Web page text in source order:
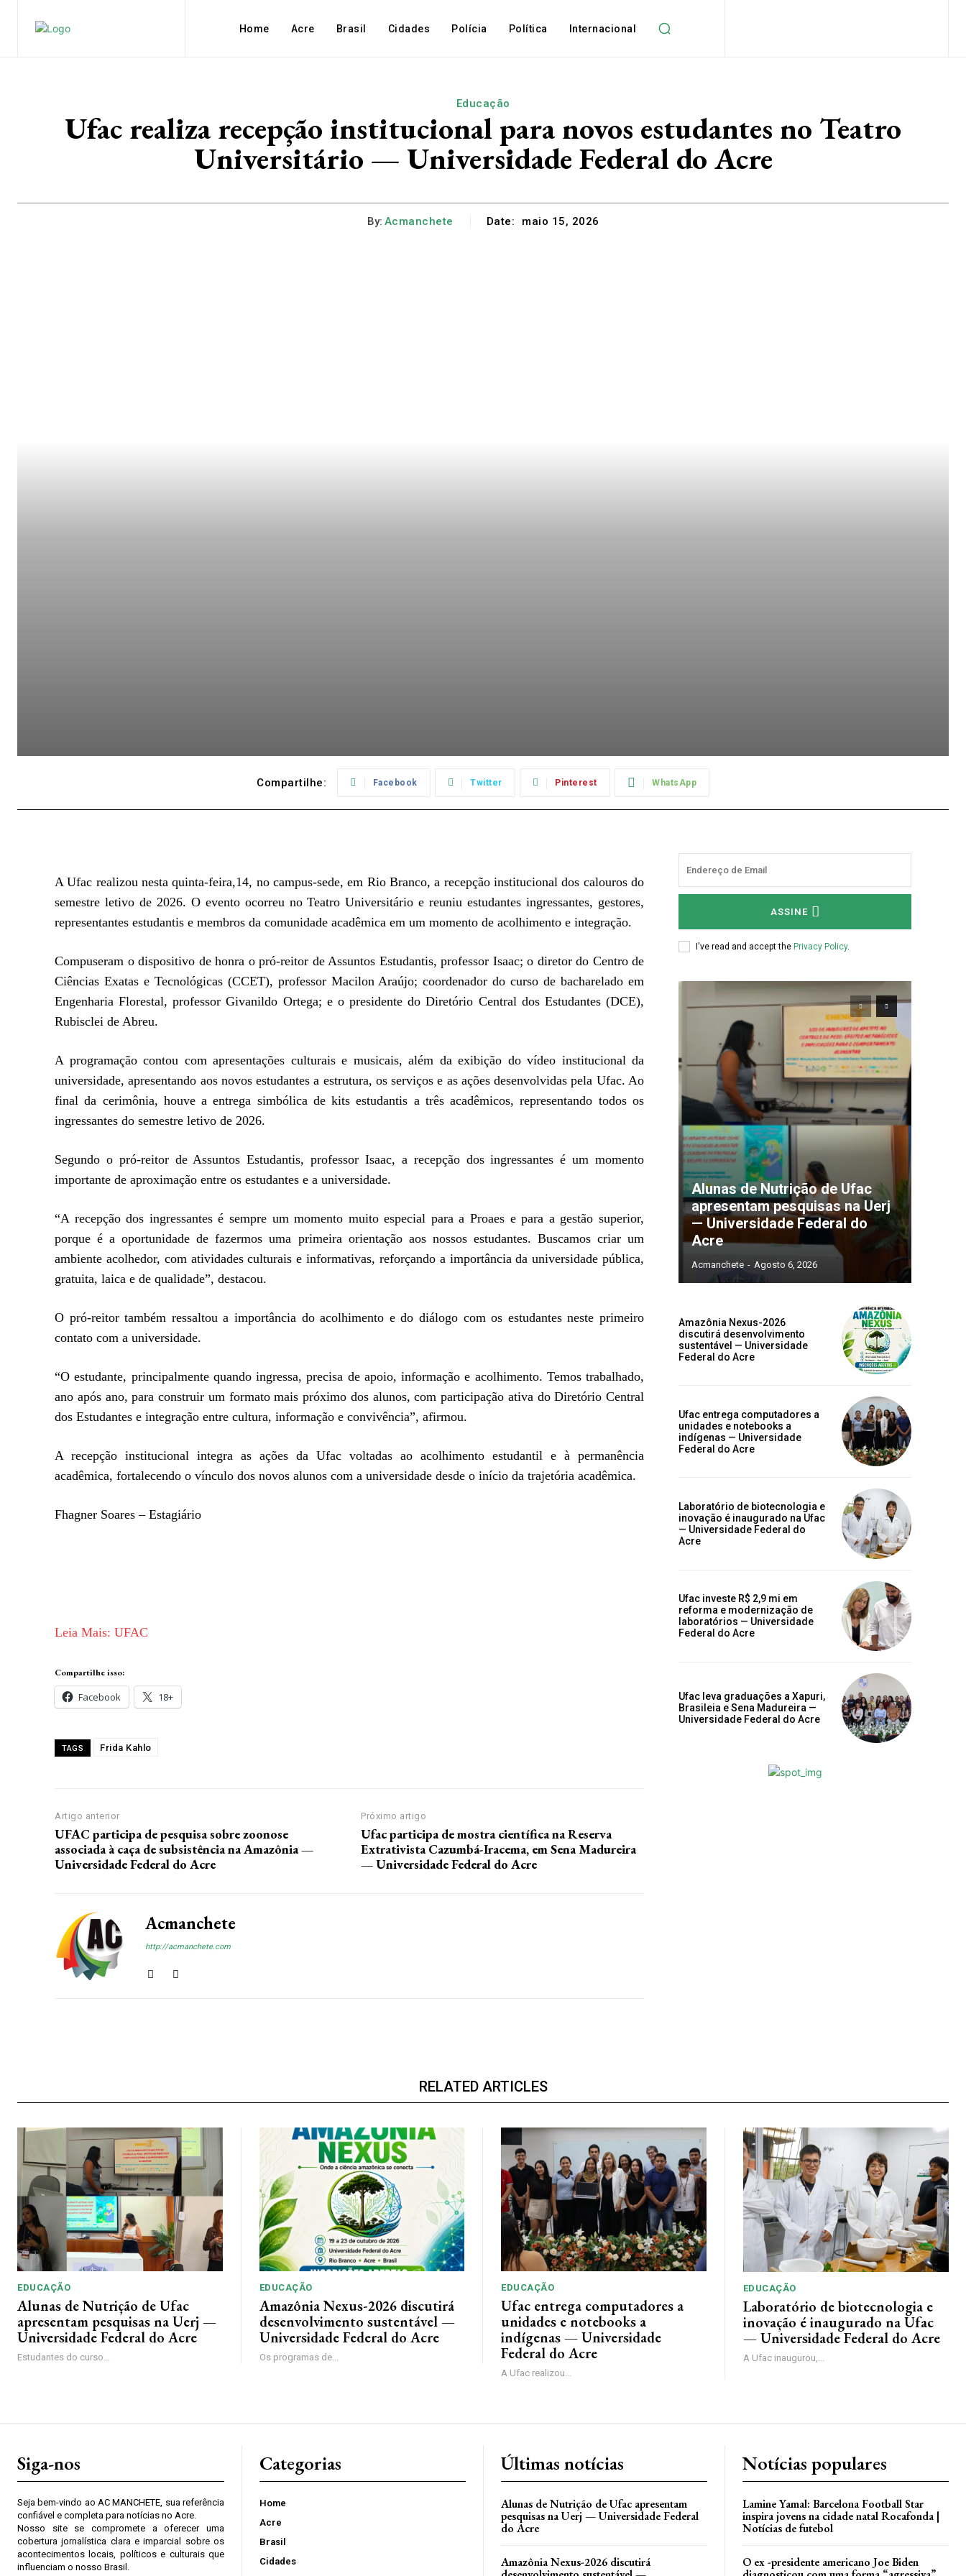
Home Acre Brasil Cidades Polícia Política Internacional
Educação
Ufac realiza recepção institucional para novos estudantes no Teatro
Universitário — Universidade Federal do Acre
By: Acmanchete Date: maio 15, 2026
Compartilhe: Facebook Twitter Pinterest WhatsApp
A Ufac realizou nesta quinta-feira,14, no campus-sede, em Rio Branco, a recepção institucional dos calouros do
semestre letivo de 2026. O evento ocorreu no Teatro Universitário e reuniu estudantes ingressantes, gestores,
representantes estudantis e membros da comunidade acadêmica em um momento de acolhimento e integração.
Compuseram o dispositivo de honra o pró-reitor de Assuntos Estudantis, professor Isaac; o diretor do Centro de
Ciências Exatas e Tecnológicas (CCET), professor Macilon Araújo; coordenador do curso de bacharelado em
Engenharia Florestal, professor Givanildo Ortega; e o presidente do Diretório Central dos Estudantes (DCE),
Rubisclei de Abreu.
A programação contou com apresentações culturais e musicais, além da exibição do vídeo institucional da
universidade, apresentando aos novos estudantes a estrutura, os serviços e as ações desenvolvidas pela Ufac. Ao
final da cerimônia, houve a entrega simbólica de kits estudantis a três acadêmicos, representando todos os
ingressantes do semestre letivo de 2026.
Segundo o pró-reitor de Assuntos Estudantis, professor Isaac, a recepção dos ingressantes é um momento
importante de aproximação entre os estudantes e a universidade.
“A recepção dos ingressantes é sempre um momento muito especial para a Proaes e para a gestão superior,
porque é a oportunidade de fazermos uma primeira orientação aos nossos estudantes. Buscamos criar um
ambiente acolhedor, com atividades culturais e informativas, reforçando a importância da universidade pública,
gratuita, laica e de qualidade”, destacou.
O pró-reitor também ressaltou a importância do acolhimento e do diálogo com os estudantes neste primeiro
contato com a universidade.
“O estudante, principalmente quando ingressa, precisa de apoio, informação e acolhimento. Temos trabalhado,
ano após ano, para construir um formato mais próximo dos alunos, com participação ativa do Diretório Central
dos Estudantes e integração entre cultura, informação e convivência”, afirmou.
A recepção institucional integra as ações da Ufac voltadas ao acolhimento estudantil e à permanência
acadêmica, fortalecendo o vínculo dos novos alunos com a universidade desde o início da trajetória acadêmica.
Fhagner Soares – Estagiário
Leia Mais: UFAC
Compartilhe isso:
Facebook 18+
TAGS Frida Kahlo
Artigo anterior
UFAC participa de pesquisa sobre zoonose
associada à caça de subsistência na Amazônia —
Universidade Federal do Acre
Próximo artigo
Ufac participa de mostra científica na Reserva
Extrativista Cazumbá-Iracema, em Sena Madureira
— Universidade Federal do Acre
Acmanchete
http://acmanchete.com
ASSINE
I've read and accept the Privacy Policy.
Alunas de Nutrição de Ufac
apresentam pesquisas na Uerj
— Universidade Federal do
Acre
Acmanchete - Agosto 6, 2026
Amazônia Nexus-2026
discutirá desenvolvimento
sustentável — Universidade
Federal do Acre
Ufac entrega computadores a
unidades e notebooks a
indígenas — Universidade
Federal do Acre
Laboratório de biotecnologia e
inovação é inaugurado na Ufac
— Universidade Federal do
Acre
Ufac investe R$ 2,9 mi em
reforma e modernização de
laboratórios — Universidade
Federal do Acre
Ufac leva graduações a Xapuri,
Brasileia e Sena Madureira —
Universidade Federal do Acre
RELATED ARTICLES
EDUCAÇÃO
Alunas de Nutrição de Ufac
apresentam pesquisas na Uerj —
Universidade Federal do Acre
Estudantes do curso...
EDUCAÇÃO
Amazônia Nexus-2026 discutirá
desenvolvimento sustentável —
Universidade Federal do Acre
Os programas de...
EDUCAÇÃO
Ufac entrega computadores a
unidades e notebooks a
indígenas — Universidade
Federal do Acre
A Ufac realizou...
EDUCAÇÃO
Laboratório de biotecnologia e
inovação é inaugurado na Ufac
— Universidade Federal do Acre
A Ufac inaugurou,...
Siga-nos
Seja bem-vindo ao AC MANCHETE, sua referência
confiável e completa para notícias no Acre.
Nosso site se compromete a oferecer uma
cobertura jornalística clara e imparcial sobre os
acontecimentos locais, políticos e culturais que
influenciam o nosso Brasil.
Categorias
Home
Acre
Brasil
Cidades
Últimas notícias
Alunas de Nutrição de Ufac apresentam
pesquisas na Uerj — Universidade Federal
do Acre
Amazônia Nexus-2026 discutirá
Notícias populares
Lamine Yamal: Barcelona Football Star
inspira jovens na cidade natal Rocafonda |
Notícias de futebol
O ex -presidente americano Joe Biden